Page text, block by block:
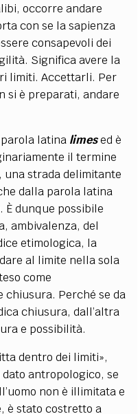
occorre andare
con se la sapienza
consapevoli dei
Significa avere la
limiti. Accettarli. Per
si è preparati, andare
latina limesed è
il termine
, una strada delimitante
dalla parola latina
È dunque possibile
ambivalenza, del
etimologica, la
al limite nella sola
come
chiusura. Perché se da
chiusura, dall’altra
e possibilità.
dentro dei limiti»,
antropologico, se
non è illimitata e
è stato costretto a